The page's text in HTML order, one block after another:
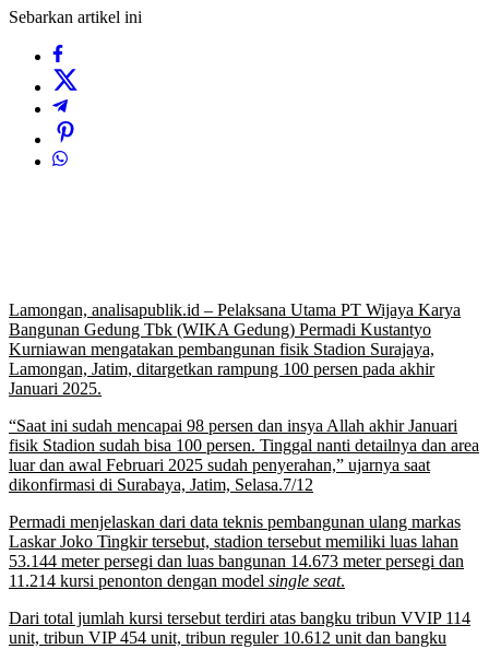
Sebarkan artikel ini
Lamongan, analisapublik.id – Pelaksana Utama PT Wijaya Karya
Bangunan Gedung Tbk (WIKA Gedung) Permadi Kustantyo
Kurniawan mengatakan pembangunan fisik Stadion Surajaya,
Lamongan, Jatim, ditargetkan rampung 100 persen pada akhir
Januari 2025.
“Saat ini sudah mencapai 98 persen dan insya Allah akhir Januari
fisik Stadion sudah bisa 100 persen. Tinggal nanti detailnya dan area
luar dan awal Februari 2025 sudah penyerahan,” ujarnya saat
dikonfirmasi di Surabaya, Jatim, Selasa.7/12
Permadi menjelaskan dari data teknis pembangunan ulang markas
Laskar Joko Tingkir tersebut, stadion tersebut memiliki luas lahan
53.144 meter persegi dan luas bangunan 14.673 meter persegi dan
11.214 kursi penonton dengan model single seat.
Dari total jumlah kursi tersebut terdiri atas bangku tribun VVIP 114
unit, tribun VIP 454 unit, tribun reguler 10.612 unit dan bangku